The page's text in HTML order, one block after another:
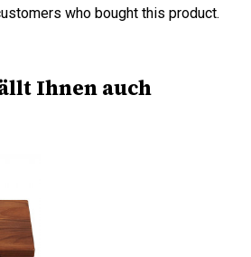
who bought this product.
Ihnen auch